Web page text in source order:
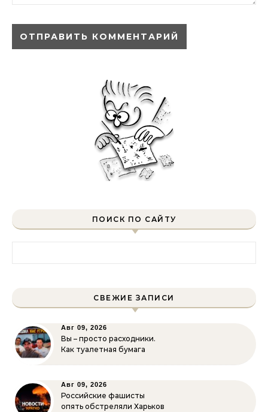
ПОИСК ПО САЙТУ
СВЕЖИЕ ЗАПИСИ
Авг 09, 2026
Вы – просто расходники.
Как туалетная бумага
Авг 09, 2026
Российские фашисты
опять обстреляли Харьков